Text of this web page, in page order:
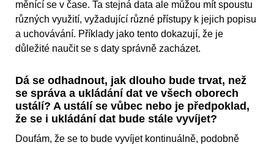
měnící se v čase. Ta stejná data ale můžou mít spoustu
různých využití, vyžadující různé přístupy k jejich popisu
a uchovávání. Příklady jako tento dokazují, že je
důležité naučit se s daty správně zacházet.
Dá se odhadnout, jak dlouho bude trvat, než
se správa a ukládání dat ve všech oborech
ustálí? A ustálí se vůbec nebo je předpoklad,
že se i ukládání dat bude stále vyvíjet?
Doufám, že se to bude vyvíjet kontinuálně, podobně